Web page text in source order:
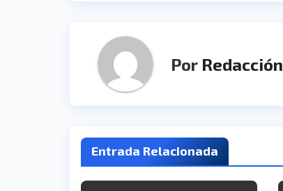
Por Redacción
Entrada Relacionada